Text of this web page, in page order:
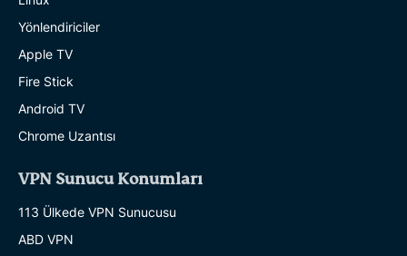
Yönlendiriciler
Apple TV
Fire Stick
Android TV
Chrome Uzantısı
VPN Sunucu Konumları
113 Ülkede VPN Sunucusu
ABD VPN